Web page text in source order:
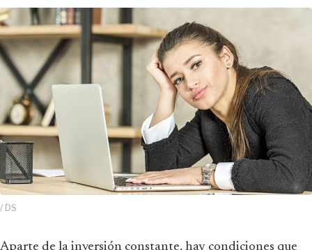
/ DS
Aparte de la inversión constante, hay condiciones que